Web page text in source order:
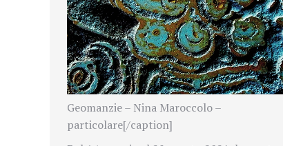
Geomanzie – Nina Maroccolo –
particolare[/caption]